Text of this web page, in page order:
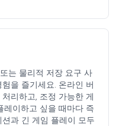
는 물리적 저장 요구 사
을 즐기세요. 온라인 버
리하고, 조정 가능한 게
레이하고 싶을 때마다 즉
과 긴 게임 플레이 모두